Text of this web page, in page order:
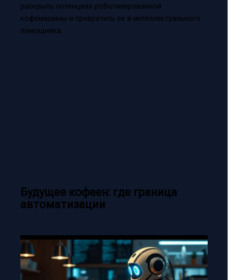
раскрыть потенциал роботизированной
кофемашины и превратить ее в интеллектуального
помощника.
Будущее кофеен: где граница
автоматизации